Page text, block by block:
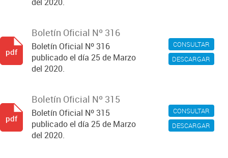
CONSULTAR
DESCARGAR
Boletín Oficial Nº 316
Boletín Oficial Nº 316
publicado el día 25 de Marzo
del 2020.
pdf
CONSULTAR
DESCARGAR
Boletín Oficial Nº 315
Boletín Oficial Nº 315
publicado el día 25 de Marzo
del 2020.
pdf